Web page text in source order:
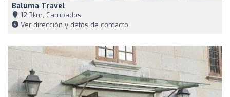
Baluma Travel
12,3km, Cambados
Ver dirección y datos de contacto